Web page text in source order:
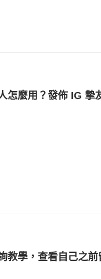
怎麼用？發佈 IG 摯
教學，查看自己之前